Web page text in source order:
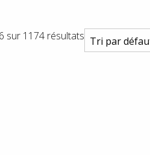
sur 1174 résultats